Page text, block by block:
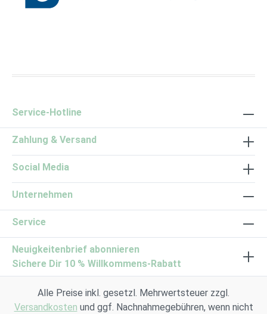
Service-Hotline
Zahlung & Versand
Social Media
Unternehmen
Service
Neuigkeitenbrief abonnieren
Sichere Dir 10 % Willkommens-Rabatt
Alle Preise inkl. gesetzl. Mehrwertsteuer zzgl.
Versandkosten und ggf. Nachnahmegebühren, wenn nicht